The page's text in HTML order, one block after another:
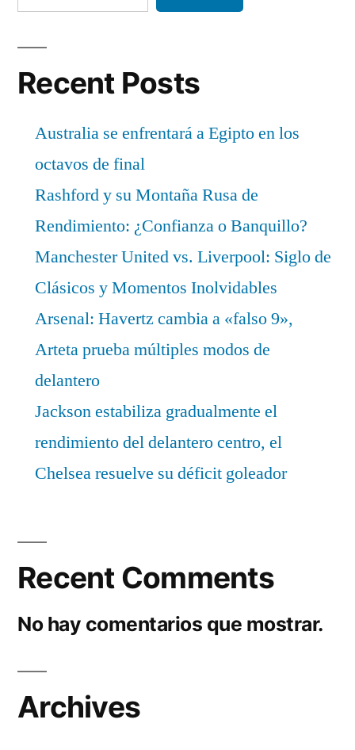
Recent Posts
Australia se enfrentará a Egipto en los
octavos de final
Rashford y su Montaña Rusa de
Rendimiento: ¿Confianza o Banquillo?
Manchester United vs. Liverpool: Siglo de
Clásicos y Momentos Inolvidables
Arsenal: Havertz cambia a «falso 9»,
Arteta prueba múltiples modos de
delantero
Jackson estabiliza gradualmente el
rendimiento del delantero centro, el
Chelsea resuelve su déficit goleador
Recent Comments
No hay comentarios que mostrar.
Archives